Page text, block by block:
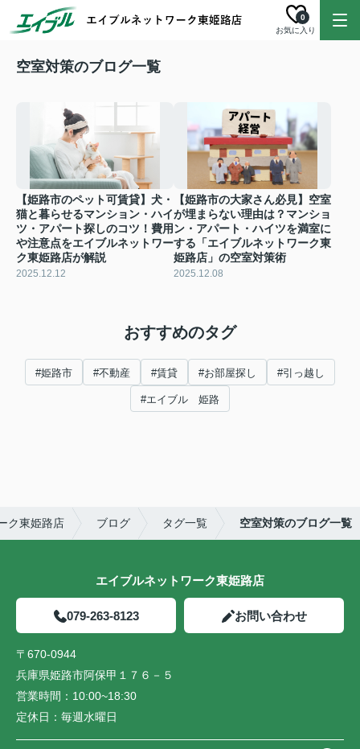
お気に入り
0
空室対策のブログ一覧
【姫路市のペット可賃貸】犬・
猫と暮らせるマンション・ハイ
ツ・アパート探しのコツ！費用
や注意点をエイブルネットワー
ク東姫路店が解説
2025.12.12
【姫路市の大家さん必見】空室
が埋まらない理由は？マンショ
ン・アパート・ハイツを満室に
する「エイブルネットワーク東
姫路店」の空室対策術
2025.12.08
おすすめのタグ
#姫路市 #不動産 #賃貸 #お部屋探し #引っ越し
#エイブル 姫路
ク東姫路店 ブログ タグ一覧 空室対策のブログ一覧
エイブルネットワーク東姫路店
079-263-8123 お問い合わせ
〒670-0944
兵庫県姫路市阿保甲１７６－５
営業時間： 10:00~18:30
定休日： 毎週水曜日